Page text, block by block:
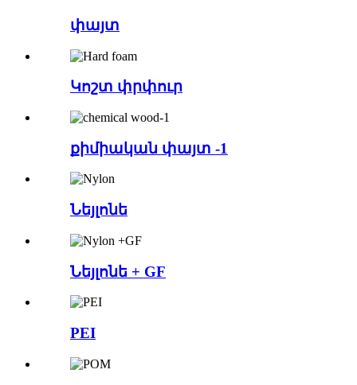
փայտ
Կոշտ փրփուր
քիմիական փայտ -1
Նեյլոնե
Նեյլոնե + GF
PEI